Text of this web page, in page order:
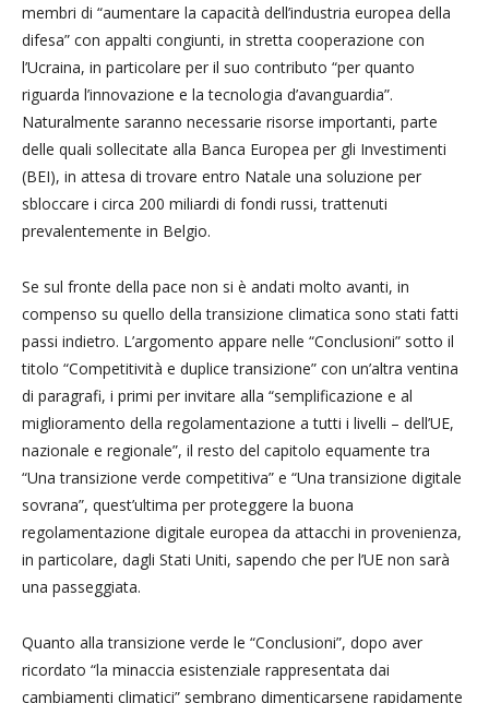
membri di “aumentare la capacità dell’industria europea della
difesa” con appalti congiunti, in stretta cooperazione con
l’Ucraina, in particolare per il suo contributo “per quanto
riguarda l’innovazione e la tecnologia d’avanguardia”.
Naturalmente saranno necessarie risorse importanti, parte
delle quali sollecitate alla Banca Europea per gli Investimenti
(BEI), in attesa di trovare entro Natale una soluzione per
sbloccare i circa 200 miliardi di fondi russi, trattenuti
prevalentemente in Belgio.
Se sul fronte della pace non si è andati molto avanti, in
compenso su quello della transizione climatica sono stati fatti
passi indietro. L’argomento appare nelle “Conclusioni” sotto il
titolo “Competitività e duplice transizione” con un’altra ventina
di paragrafi, i primi per invitare alla “semplificazione e al
miglioramento della regolamentazione a tutti i livelli – dell’UE,
nazionale e regionale”, il resto del capitolo equamente tra
“Una transizione verde competitiva” e “Una transizione digitale
sovrana”, quest’ultima per proteggere la buona
regolamentazione digitale europea da attacchi in provenienza,
in particolare, dagli Stati Uniti, sapendo che per l’UE non sarà
una passeggiata.
Quanto alla transizione verde le “Conclusioni”, dopo aver
ricordato “la minaccia esistenziale rappresentata dai
cambiamenti climatici” sembrano dimenticarsene rapidamente